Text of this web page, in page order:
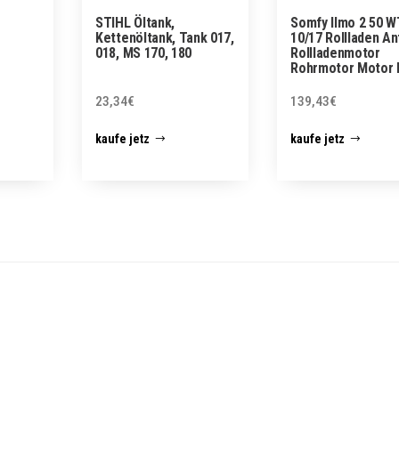
STIHL Öltank,
Kettenöltank, Tank 017,
018, MS 170, 180
23,34€
kaufe jetz
Somfy Ilmo 2 50
10/17 Rollladen
Rollladenmotor
Rohrmotor Motor
139,43€
kaufe jetz